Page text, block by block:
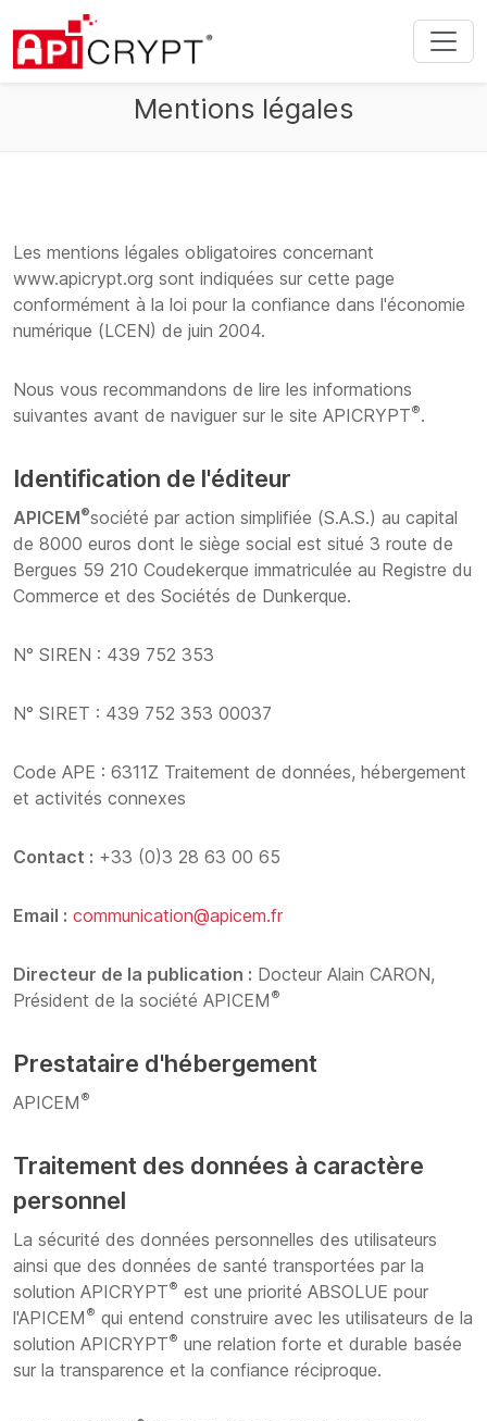
Mentions légales
Les mentions légales obligatoires concernant
www.apicrypt.org sont indiquées sur cette page
conformément à la loi pour la confiance dans l'économie
numérique (LCEN) de juin 2004.
Nous vous recommandons de lire les informations
suivantes avant de naviguer sur le site APICRYPT®.
Identification de l'éditeur
APICEM®société par action simplifiée (S.A.S.) au capital
de 8000 euros dont le siège social est situé 3 route de
Bergues 59 210 Coudekerque immatriculée au Registre du
Commerce et des Sociétés de Dunkerque.
N° SIREN : 439 752 353
N° SIRET : 439 752 353 00037
Code APE : 6311Z Traitement de données, hébergement
et activités connexes
Contact : +33 (0)3 28 63 00 65
Email : communication@apicem.fr
Directeur de la publication : Docteur Alain CARON,
Président de la société APICEM ®
Prestataire d'hébergement
APICEM ®
Traitement des données à caractère
personnel
La sécurité des données personnelles des utilisateurs
ainsi que des données de santé transportées par la
solution APICRYPT® est une priorité ABSOLUE pour
l'APICEM ® qui entend construire avec les utilisateurs de la
solution APICRYPT® une relation forte et durable basée
sur la transparence et la confiance réciproque.